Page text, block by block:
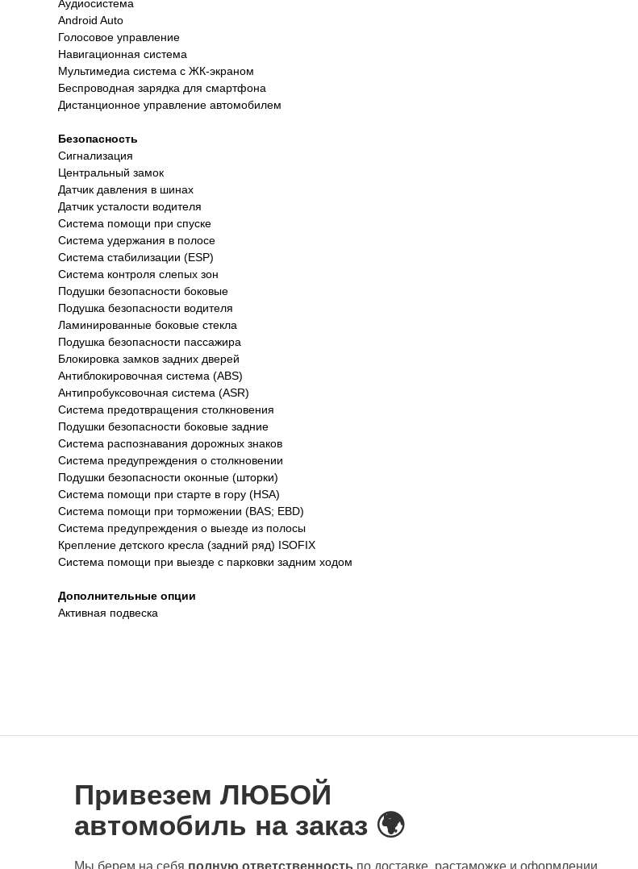
Аудиосистема
Android Auto
Голосовое управление
Навигационная система
Мультимедиа система с ЖК-экраном
Беспроводная зарядка для смартфона
Дистанционное управление автомобилем
Безопасность
Сигнализация
Центральный замок
Датчик давления в шинах
Датчик усталости водителя
Система помощи при спуске
Система удержания в полосе
Система стабилизации (ESP)
Система контроля слепых зон
Подушки безопасности боковые
Подушка безопасности водителя
Ламинированные боковые стекла
Подушка безопасности пассажира
Блокировка замков задних дверей
Антиблокировочная система (ABS)
Антипробуксовочная система (ASR)
Система предотвращения столкновения
Подушки безопасности боковые задние
Система распознавания дорожных знаков
Система предупреждения о столкновении
Подушки безопасности оконные (шторки)
Система помощи при старте в гору (HSA)
Система помощи при торможении (BAS; EBD)
Система предупреждения о выезде из полосы
Крепление детского кресла (задний ряд) ISOFIX
Система помощи при выезде с парковки задним ходом
Дополнительные опции
Активная подвеска
Привезем ЛЮБОЙ
автомобиль на заказ 🌍
Мы берем на себя полную ответственность по доставке, растаможке и оформлении